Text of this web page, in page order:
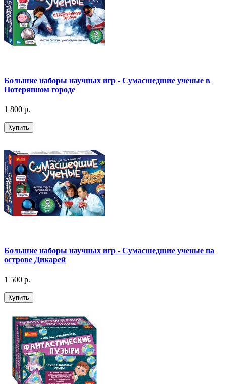
Большие наборы научных игр - Сумасшедшие ученые в
Потерянном городе
1 800 р.
Купить
Большие наборы научных игр - Сумасшедшие ученые на
острове Дикарей
1 500 р.
Купить